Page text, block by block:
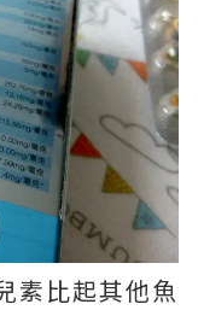
素比起其他魚